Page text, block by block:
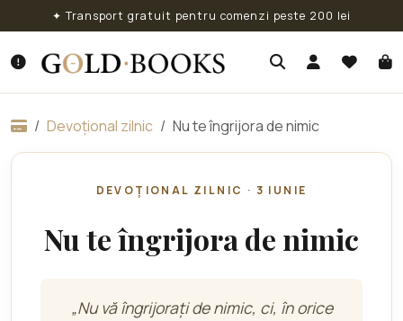
✦ Transport gratuit pentru comenzi peste 200 lei
Devoțional zilnic Nu te îngrijora de nimic
DEVOȚIONAL ZILNIC · 3 IUNIE
Nu te îngrijora de nimic
„Nu vă îngrijoraţi de nimic, ci, în orice